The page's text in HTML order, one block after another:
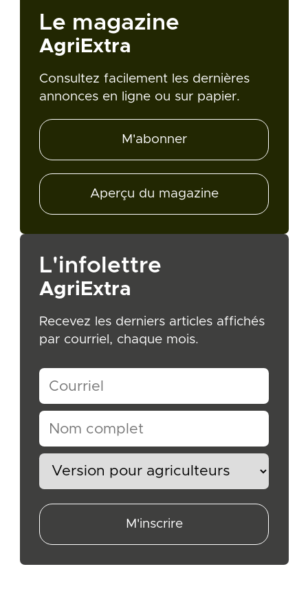
Le magazine
AgriExtra
Consultez facilement les dernières
annonces en ligne ou sur papier.
M'abonner
Aperçu du magazine
L'infolettre
AgriExtra
Recevez les derniers articles affichés
par courriel, chaque mois.
M'inscrire